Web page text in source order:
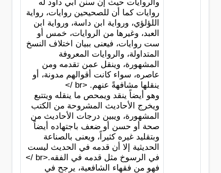
والروايات حيث إن سنن أبي داود له
روايات كما أن للصحيحين روايات، رواية
اللؤلؤي، ورواية ابن داسة، ورواية ابن
العبد، وغيرها من الروايات، خمس أو
ست روايات، فيعنى ببيان اختلاف النسخ
المتداولة، والروايات المعروفة
المشهورة، وينقل عمن تقدمه ومن
عاصره، سواء كانت أقوالهم مدونة، أو
ينقلها مشافهةً عنهم. <br />
وهو أيضاً ينقد ويمحص ما ينقله ويتتبع
ويخرج الأحاديث المشروحة من الكتب
المشهورة، ويبين درجات الأحاديث من
صحة أو حسن أو ضعف باجتهاده أيضاً
وبتقليد غيره كثيراً، ويعنى بالصناعة
الحديثية إلا أن قدمه في الحديث ليست
في الرسوخ مثل قدمه في الفقه.<br />
فهو من فقهاء الشافعية، يرجح في